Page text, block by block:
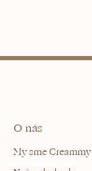
O nás
My sme Creammy